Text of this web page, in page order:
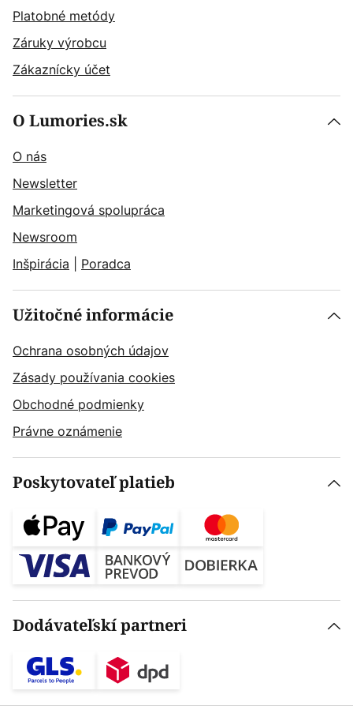
Platobné metódy
Záruky výrobcu
Zákaznícky účet
O Lumories.sk
O nás
Newsletter
Marketingová spolupráca
Newsroom
Inšpirácia
Poradca
Užitočné informácie
Ochrana osobných údajov
Zásady používania cookies
Obchodné podmienky
Právne oznámenie
Poskytovateľ platieb
Dodávateľskí partneri